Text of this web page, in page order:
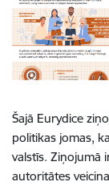
Šajā Eurydice
politikas jomas,
valstīs. Ziņojumā
autoritātes